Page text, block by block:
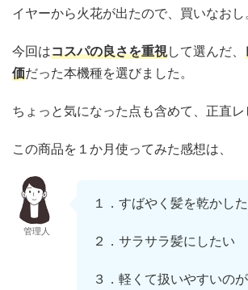
イヤーから火花が出たので、買いなおし
今回はコスパの良さを重視して選んだ、
価だった本機種を選びました。
ちょっと気になった点も含めて、正直レ
この商品を１か月使ってみた感想は、
管理人
１．すばやく髪を乾かし
２．サラサラ髪にしたい
３．軽くて扱いやすいの